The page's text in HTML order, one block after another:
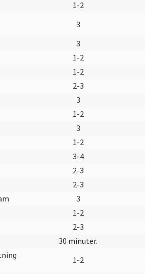
1-2
3
3
1-2
1-2
2-3
3
1-2
3
1-2
3-4
2-3
2-3
3
1-2
2-3
30 minuter.
1-2